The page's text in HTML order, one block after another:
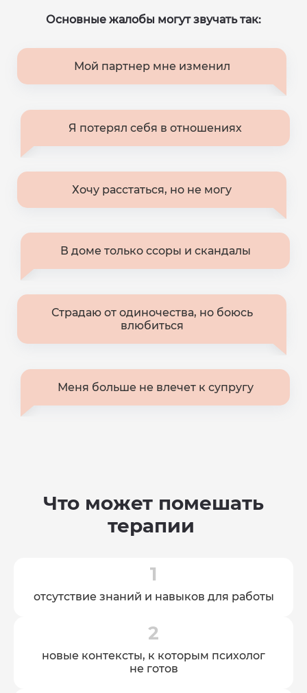
Основные жалобы могут звучать так:
Мой партнер мне изменил
Я потерял себя в отношениях
Хочу расстаться, но не могу
В доме только ссоры и скандалы
Страдаю от одиночества, но боюсь
влюбиться
Меня больше не влечет к супругу
Что может помешать
терапии
1
отсутствие знаний и навыков для работы
2
новые контексты, к которым психолог
не готов